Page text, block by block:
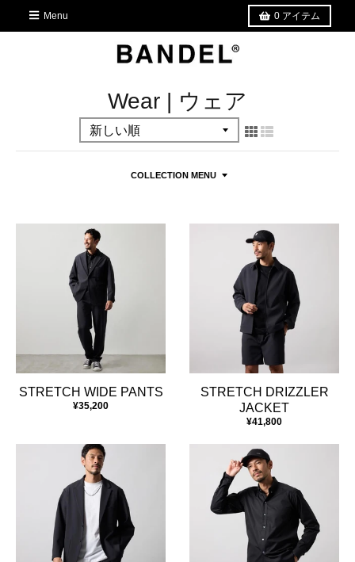
Menu 0 アイテム
Wear | ウェア
COLLECTION MENU
STRETCH WIDE PANTS
¥35,200
STRETCH DRIZZLER
JACKET
¥41,800